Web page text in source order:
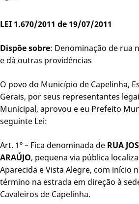
LEI 1.670/2011 de 19/07/2011
Dispõe sobre: Denominação de rua
e dá outras providências
O povo do Município de Capelinha,
Gerais, por seus representantes
Municipal, aprovou e eu Prefeito
seguinte Lei:
Art. 1º – Fica denominada de RUA
ARAÚJO, pequena via pública
Aparecida e Vista Alegre, com início
término na estrada em direção à
Cavaleiros de Capelinha.